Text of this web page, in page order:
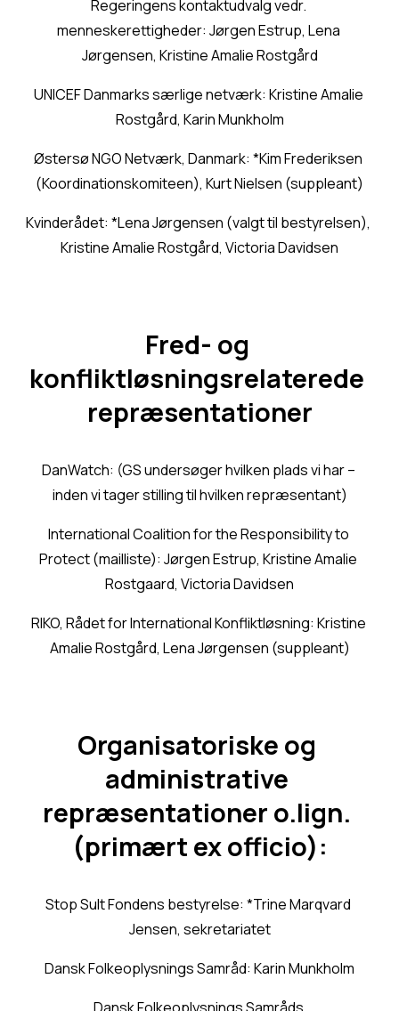
Regeringens kontaktudvalg vedr.
menneskerettigheder: Jørgen Estrup, Lena
Jørgensen, Kristine Amalie Rostgård
UNICEF Danmarks særlige netværk: Kristine Amalie
Rostgård, Karin Munkholm
Østersø NGO Netværk, Danmark: *Kim Frederiksen
(Koordinationskomiteen), Kurt Nielsen (suppleant)
Kvinderådet: *Lena Jørgensen (valgt til bestyrelsen),
Kristine Amalie Rostgård, Victoria Davidsen
Fred- og
konfliktløsningsrelaterede
repræsentationer
DanWatch: (GS undersøger hvilken plads vi har –
inden vi tager stilling til hvilken repræsentant)
International Coalition for the Responsibility to
Protect (mailliste): Jørgen Estrup, Kristine Amalie
Rostgaard, Victoria Davidsen
RIKO, Rådet for International Konfliktløsning: Kristine
Amalie Rostgård, Lena Jørgensen (suppleant)
Organisatoriske og
administrative
repræsentationer o.lign.
(primært ex officio):
Stop Sult Fondens bestyrelse: *Trine Marqvard
Jensen, sekretariatet
Dansk Folkeoplysnings Samråd: Karin Munkholm